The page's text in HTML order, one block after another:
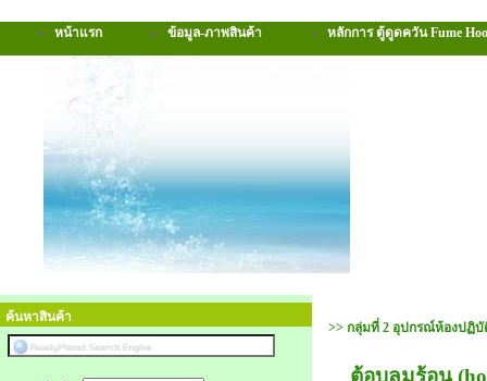
หน้าแรก ข้อมูล-ภาพสินค้า หลักการ ตู้ดูดควัน Fume
ค้นหาสินค้า
>> กลุ่มที่ 2 อุปกรณ์ห้องปฏิบั
ตู้อบลมร้อน